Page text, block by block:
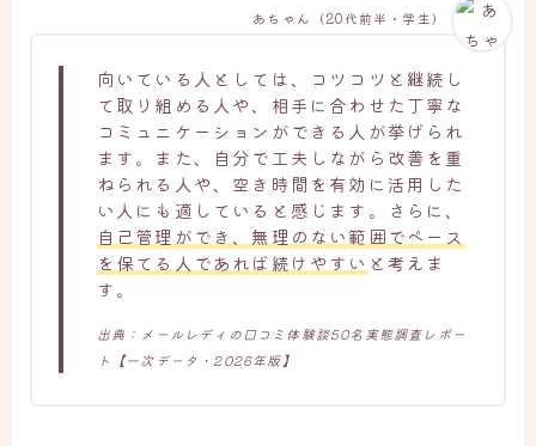
向いている人としては、コツコツと継続し
て取り組める人や、相手に合わせた丁寧な
コミュニケーションができる人が挙げられ
ます。また、自分で工夫しながら改善を重
ねられる人や、空き時間を有効に活用した
い人にも適していると感じます。さらに、
自己管理ができ、無理のない範囲でペース
を保てる人であれば続けやすい と考えま
す。
出典：メールレディの口コミ体験談50名実態調査レポー
ト【一次データ・2026年版】
あちゃん（20代前半・学生）